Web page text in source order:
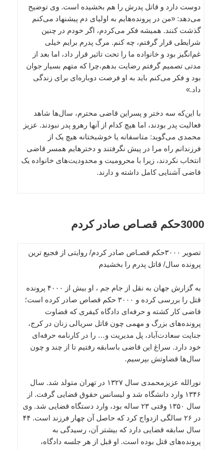
دوست دارد و قاتل پدرش را هم بخشیده است. وی توضیح
می‌دهد: «من در پرونده‌هایم به اولیای‌ دم پیشنهاد می‌کنم
گذشت کنند. همیشه فکر می‌کردم، اگر خودم در چنین
شرایطی قرار گرفتم، چه ‌کنم. مرگ پدرم برایم خیلی
غم‌انگیز بود و خانواده ما را تحت‌ تاثیر قرار داد، اما بعد از
مدتی تصمیم گرفتم رضایت بدهم،چرا که متهم بسیار جوان
بود و فکر می‌کنم باید به او فرصت دوباره‌ای برای زندگی
داد.»
با این‌که سه دختر و پسراین قاضی محترم، سال‌ها شاهد
فعالیت پدر بودند، اما هیچ کدام از آنها رهرو پدر نبودند. عزیز
محمدی می‌گوید: متاسفانه یا خوشبختانه هیچ یک از
فرزندانم راه مرا در پیش نگرفتند و دختر‌هایم همسر قاضی
انتخاب نکردند، زیرا با محرومیت و محدودیت‌های خانواده یک
قاضی آشنایی کامل داشته و دارند.
3000حکم قصـاص صادر کردم
تصویر ۳۰۰۰حکم قصـاص صادر کردم/ روایتی از فجیع ترین
پرونده سال/ قاتل پدرم را بخشیدم
به گزارش جهان به نقل از جام جم ، او بیش از ۴۰۰۰ پرونده
قتل را بررسی کرده و ۳۰۰۰ حکم قصاص صادر کرده است؛
قاضی کار کشته و حرفه‌ای دادگاه کیفری که قضاوت
پرونده‌های بزرگ و مهمی چون قاتل سریالی زنان در کرج،
جنایت سعادت‌آباد، پل مدیریت و… را در کارنامه حرفه‌ای
خود دارد. سراغ این قاضی باسابقه رفتیم تا از چند و چون
سال‌ها قضاوتش بپرسیم.
نورالله عزیزمحمدی سال ۱۳۲۷ در تهران متولد شد. سال
۱۳۴۶ وارد دانشگاه شد و لیسانس حقوق قضایی گرفت. از
سال ۱۳۵۰ وقتی ۲۳ ساله بود، وارد دستگاه قضایی شد. وی
در ۲۶ سالگی ازدواج کرد که حاصل آن چهار فرزند است. ۴۴
سال سابقه قضایی دارد که بیشتر آن، رسیدگی به
پرونده‌های قتل بوده است. او قبل از هر جلسه دادگاه،